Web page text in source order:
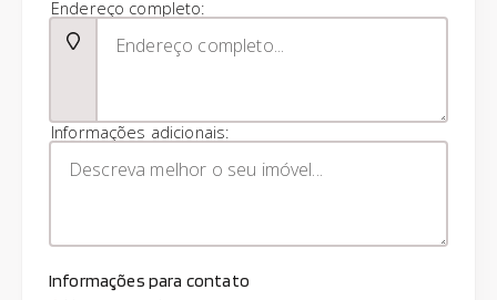
Endereço completo:
Informações adicionais:
Informações para contato